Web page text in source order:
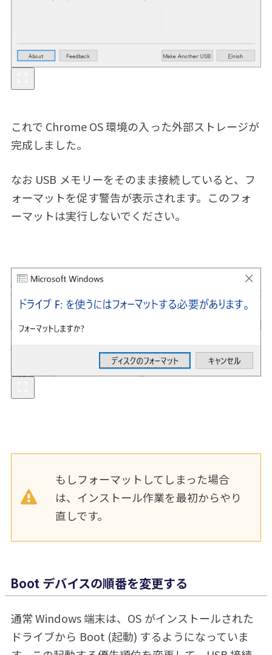
これで Chrome OS 環境の入った外部ストレージが
完成しました。
なお USB メモリーをそのまま接続していると、フ
ォーマットを促す警告が表示されます。このフォ
ーマットは実行しないでください。
もしフォーマットしてしまった場合
は、インストール作業を最初からやり
直しです。
Boot デバイスの順番を変更する
通常 Windows 端末は、OS がインストールされた
ドライブから Boot (起動) するようになっていま